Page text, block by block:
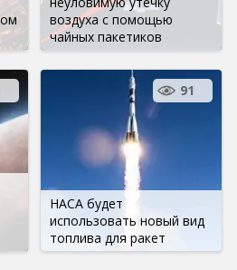
воздуха с помощью
чайных пакетиков
НАСА будет
использовать новый вид
топлива для ракет
91